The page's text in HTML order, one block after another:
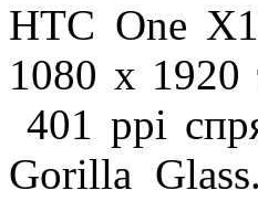
HTC One
1080 x 1920
401 ppi
Gorilla